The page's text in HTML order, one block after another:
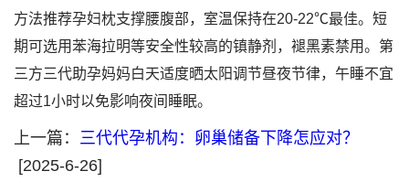
方法推荐孕妇枕支撑腰腹部，室温保持在20-22℃最佳。短
期可选用苯海拉明等安全性较高的镇静剂，褪黑素禁用。第
三方三代助孕妈妈白天适度晒太阳调节昼夜节律，午睡不宜
超过1小时以免影响夜间睡眠。
上一篇： 三代代孕机构：卵巢储备下降怎应对？
[2025-6-26]